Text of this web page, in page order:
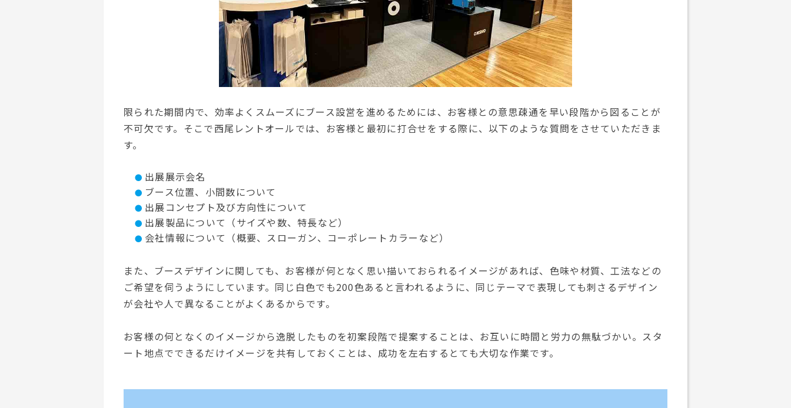
限られた期間内で、効率よくスムーズにブース設営を進めるためには、お客様との意思疎通を早い段階から図ることが
不可欠です。そこで西尾レントオールでは、お客様と最初に打合せをする際に、以下のような質問をさせていただきま
す。
出展展示会名
ブース位置、小間数について
出展コンセプト及び方向性について
出展製品について（サイズや数、特長など）
会社情報について（概要、スローガン、コーポレートカラーなど）
また、ブースデザインに関しても、お客様が何となく思い描いておられるイメージがあれば、色味や材質、工法などの
ご希望を伺うようにしています。同じ白色でも200色あると言われるように、同じテーマで表現しても刺さるデザイン
が会社や人で異なることがよくあるからです。
お客様の何となくのイメージから逸脱したものを初案段階で提案することは、お互いに時間と労力の無駄づかい。スタ
ート地点でできるだけイメージを共有しておくことは、成功を左右するとても大切な作業です。